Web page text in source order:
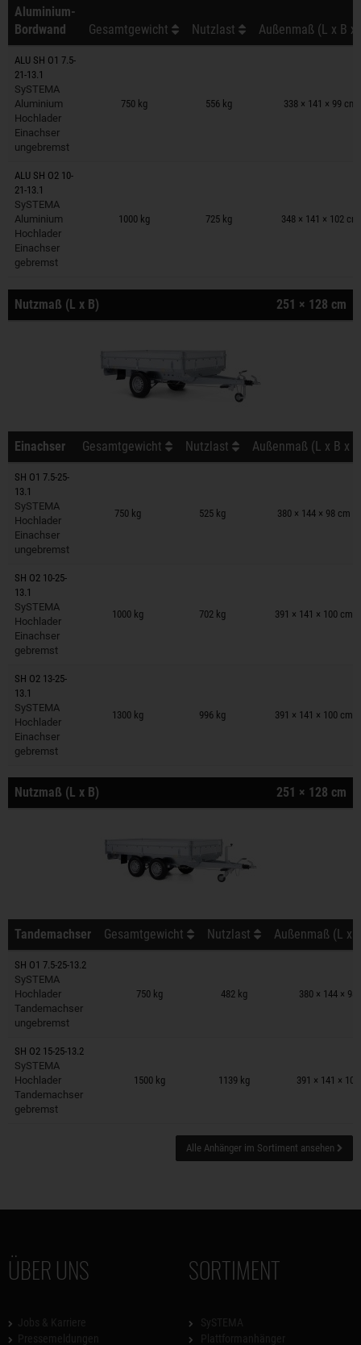
Aluminium-
Bordwand
Gesamtgewicht Nutzlast Außenmaß (L x B x
ALU SH O1 7.5-
21-13.1
SySTEMA
Aluminium
Hochlader
Einachser
ungebremst
750 kg 556 kg 338 × 141 × 99 cm
Anhänger auf Merkzettel
ALU SH O2 10-
21-13.1
SySTEMA
Aluminium
Hochlader
Einachser
gebremst
1000 kg 725 kg 348 × 141 × 102 cm
Anhänger auf Merkzettel
Nutzmaß (L x B) 251 × 128 cm
Einachser Gesamtgewicht Nutzlast Außenmaß (L x B x
SH O1 7.5-25-
13.1
SySTEMA
Hochlader
Einachser
ungebremst
750 kg 525 kg 380 × 144 × 98 cm
Anhänger auf Merkzettel
SH O2 10-25-
13.1
SySTEMA
Hochlader
Einachser
gebremst
1000 kg 702 kg 391 × 141 × 100 cm
Anhänger auf Merkzettel
SH O2 13-25-
13.1
SySTEMA
Hochlader
Einachser
gebremst
1300 kg 996 kg 391 × 141 × 100 cm
Anhänger auf Merkzettel
Nutzmaß (L x B) 251 × 128 cm
Tandemachser Gesamtgewicht Nutzlast Außenmaß (L x
SH O1 7.5-25-13.2
SySTEMA
Hochlader
Tandemachser
ungebremst
750 kg 482 kg 380 × 144 × 98
Anhänger auf Merkzettel
SH O2 15-25-13.2
SySTEMA
Hochlader
Tandemachser
gebremst
1500 kg 1139 kg 391 × 141 ×
Anhänger auf Merkzettel
Alle Anhänger im Sortiment ansehen
ÜBER UNS SORTIMENT